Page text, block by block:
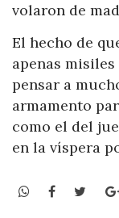
volaron de
El hecho de
apenas
pensar a
armamento
como el del
en la víspera
WhatsApp
Facebook